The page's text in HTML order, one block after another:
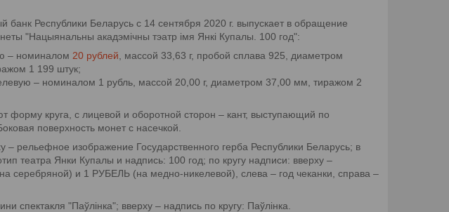
банк Республики Беларусь с 14 сентября 2020 г. выпускает в обращение
"Нацыянальны акадэмічны тэатр імя Янкі Купалы. 100 год":
– номиналом 20 рублей , массой 33,63 г, пробой сплава 925, диаметром
1 199 штук;
– номиналом 1 рубль, массой 20,00 г, диаметром 37,00 мм, тиражом 2
форму круга, с лицевой и оборотной сторон – кант, выступающий по
поверхность монет с насечкой.
– рельефное изображение Государственного герба Республики Беларусь; в
театра Янки Купалы и надпись: 100 год; по кругу надписи: вверху –
и 1 РУБЕЛЬ (на медно-никелевой), слева – год чеканки, справа –
спектакля "Паўлінка"; вверху – надпись по кругу: Паўлінка.